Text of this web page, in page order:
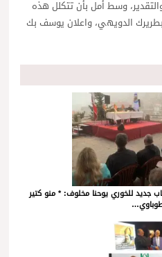
وسط أمل بأن تتكلل هذه
الدويهي، واعلان يوسف بك
للخوري يوحنا مخلوف: * منو كتير